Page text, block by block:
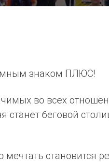
знаком ПЛЮС!
во всех
станет беговой
становится